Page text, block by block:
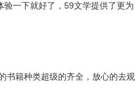
一下就好了，59文学提供了更为
书籍种类超级的齐全，放心的去观